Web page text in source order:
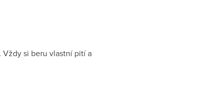
si beru vlastní pití a